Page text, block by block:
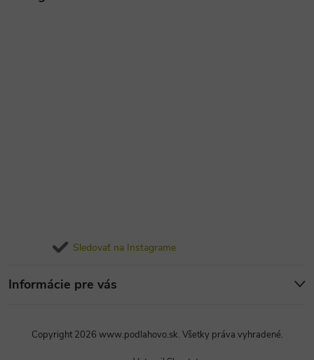
Sledovať na Instagrame
Informácie pre vás
Copyright 2026 www.podlahovo.sk. Všetky práva vyhradené.